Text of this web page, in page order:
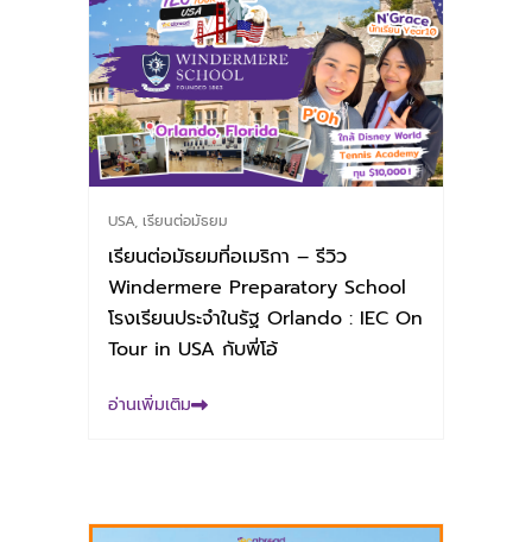
USA, เรียนต่อมัธยม
เรียนต่อมัธยมที่อเมริกา – รีวิว
Windermere Preparatory School
โรงเรียนประจำในรัฐ Orlando : IEC On
Tour in USA กับพี่โอ้
อ่านเพิ่มเติม